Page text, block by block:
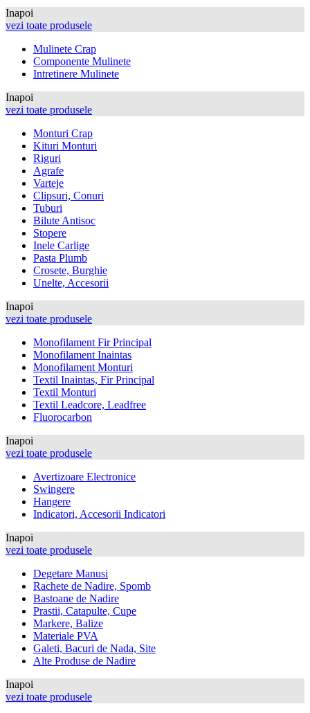
Inapoi
vezi toate produsele
Mulinete Crap
Componente Mulinete
Intretinere Mulinete
Inapoi
vezi toate produsele
Monturi Crap
Kituri Monturi
Riguri
Agrafe
Varteje
Clipsuri, Conuri
Tuburi
Bilute Antisoc
Stopere
Inele Carlige
Pasta Plumb
Crosete, Burghie
Unelte, Accesorii
Inapoi
vezi toate produsele
Monofilament Fir Principal
Monofilament Inaintas
Monofilament Monturi
Textil Inaintas, Fir Principal
Textil Monturi
Textil Leadcore, Leadfree
Fluorocarbon
Inapoi
vezi toate produsele
Avertizoare Electronice
Swingere
Hangere
Indicatori, Accesorii Indicatori
Inapoi
vezi toate produsele
Degetare Manusi
Rachete de Nadire, Spomb
Bastoane de Nadire
Prastii, Catapulte, Cupe
Markere, Balize
Materiale PVA
Galeti, Bacuri de Nada, Site
Alte Produse de Nadire
Inapoi
vezi toate produsele